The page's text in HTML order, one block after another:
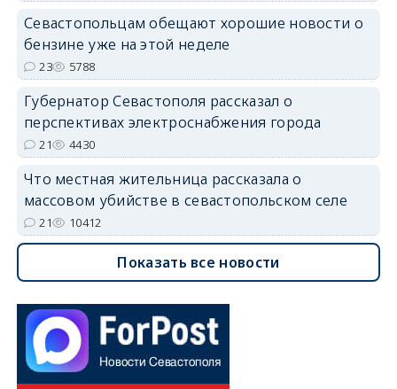
Севастопольцам обещают хорошие новости о
бензине уже на этой неделе
23 5788
Губернатор Севастополя рассказал о
перспективах электроснабжения города
21 4430
Что местная жительница рассказала о
массовом убийстве в севастопольском селе
21 10412
Показать все новости